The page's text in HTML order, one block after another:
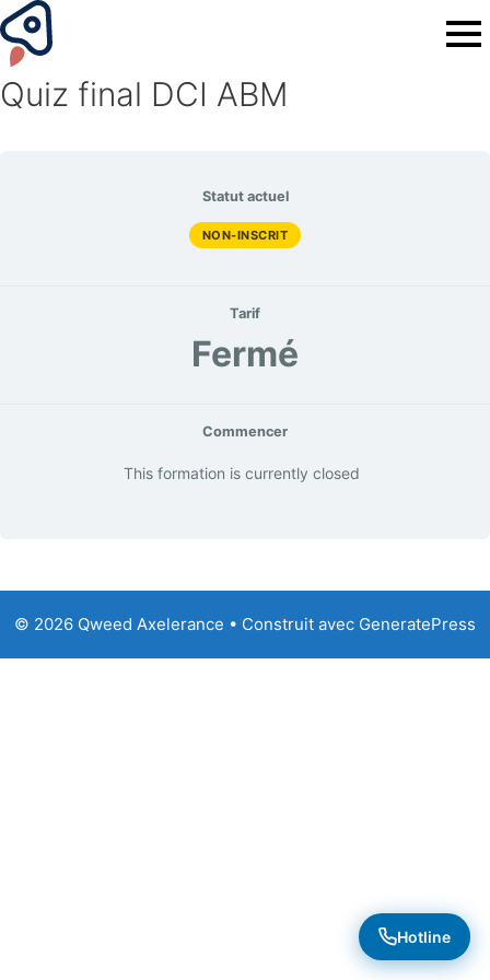
Quiz final DCI ABM
Statut actuel
NON-INSCRIT
Tarif
Fermé
Commencer
This formation is currently closed
© 2026 Qweed Axelerance • Construit avec GeneratePress
Hotline